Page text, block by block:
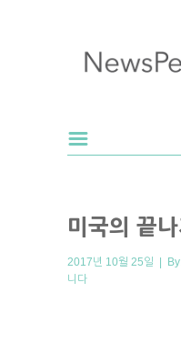
미국의 끝
2017년 10월 25일 |
니다